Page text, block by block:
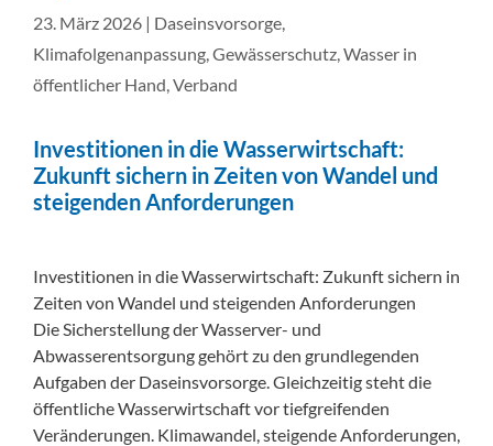
23. März 2026 | Daseinsvorsorge,
Klimafolgenanpassung,Gewässerschutz,Wasser in
öffentlicher Hand,Verband
Investitionen in die Wasserwirtschaft:
Zukunft sichern in Zeiten von Wandel und
steigenden Anforderungen
Investitionen in die Wasserwirtschaft: Zukunft sichern in
Zeiten von Wandel und steigenden Anforderungen
Die Sicherstellung der Wasserver- und
Abwasserentsorgung gehört zu den grundlegenden
Aufgaben der Daseinsvorsorge. Gleichzeitig steht die
öffentliche Wasserwirtschaft vor tiefgreifenden
Veränderungen. Klimawandel, steigende Anforderungen,